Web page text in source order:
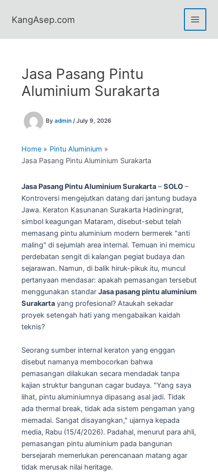
KangAsep.com
Jasa Pasang Pintu
Aluminium Surakarta
By admin /July 9, 2026
Home
Pintu Aluminium
Jasa Pasang Pintu Aluminium Surakarta
Jasa Pasang Pintu Aluminium Surakarta –SOLO –
Kontroversi mengejutkan datang dari jantung budaya
Jawa. Keraton Kasunanan Surakarta Hadiningrat,
simbol keagungan Mataram, disebut-sebut telah
memasang pintu aluminium modern bermerek "anti
maling" di sejumlah area internal. Temuan ini memicu
perdebatan sengit di kalangan pegiat budaya dan
sejarawan. Namun, di balik hiruk-pikuk itu, muncul
pertanyaan mendasar: apakah pemasangan tersebut
menggunakan standar Jasa pasang pintu aluminium
Surakarta yang profesional? Ataukah sekadar
proyek setengah hati yang mengabaikan kaidah
teknis?
Seorang sumber internal keraton yang enggan
disebut namanya membocorkan bahwa
pemasangan dilakukan secara mendadak tanpa
kajian struktur bangunan cagar budaya. "Yang saya
lihat, pintu aluminiumnya dipasang asal jadi. Tidak
ada thermal break, tidak ada sistem pengaman yang
memadai. Sangat disayangkan," ujarnya kepada
media, Rabu (15/4/2026). Padahal, menurut para ahli,
pemasangan pintu aluminium pada bangunan
bersejarah memerlukan perencanaan matang agar
tidak merusak nilai heritage.